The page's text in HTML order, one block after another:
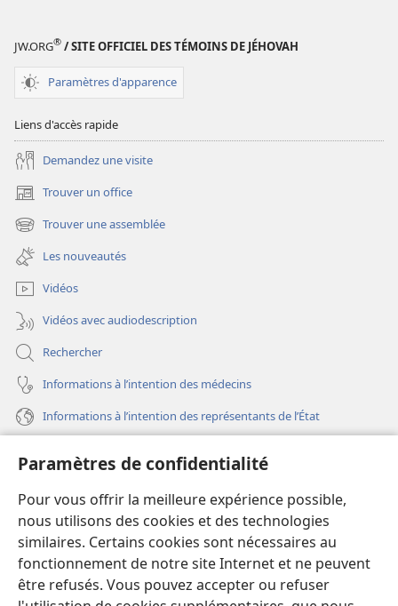
Paramètres de confidentialité
Pour vous offrir la meilleure expérience possible,
nous utilisons des cookies et des technologies
similaires. Certains cookies sont nécessaires au
fonctionnement de notre site Internet et ne peuvent
être refusés. Vous pouvez accepter ou refuser
JW.ORG® / SITE OFFICIEL DES TÉMOINS DE JÉHOVAH
Paramètres d'apparence
Liens d'accès rapide
Demandez une visite
Trouver un office
(ouvre
une
nouvelle
fenêtre)
Trouver une assemblée
(ouvre
une
nouvelle
fenêtre)
Les nouveautés
Vidéos
Vidéos avec audiodescription
Rechercher
Informations à l’intention des médecins
Informations à l’intention des représentants de l’État
(ouvre
une
nouvelle
fenêtre)
Bibliothèque en ligne
(ouvre
une
nouvelle
fenêtre)
JW Hub®
(ouvre